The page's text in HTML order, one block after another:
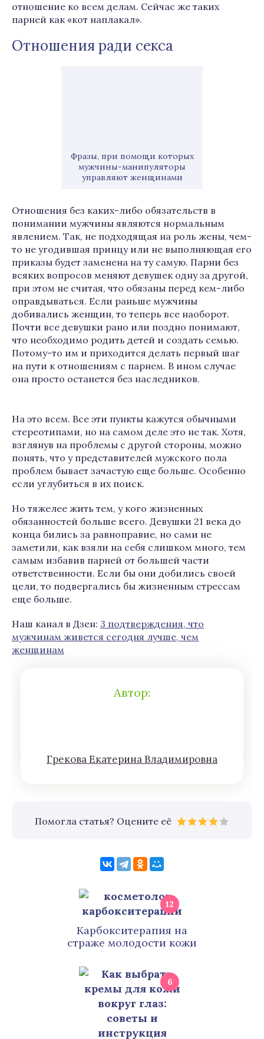
отношение ко всем делам. Сейчас же таких
парней как «кот наплакал».
Отношения ради секса
Фразы, при помощи которых
мужчины-манипуляторы
управляют женщинами
Отношения без каких-либо обязательств в
понимании мужчины являются нормальным
явлением. Так, не подходящая на роль жены, чем-
то не угодившая принцу или не выполняющая его
приказы будет заменена на ту самую. Парни без
всяких вопросов меняют девушек одну за другой,
при этом не считая, что обязаны перед кем-либо
оправдываться. Если раньше мужчины
добивались женщин, то теперь все наоборот.
Почти все девушки рано или поздно понимают,
что необходимо родить детей и создать семью.
Потому-то им и приходится делать первый шаг
на пути к отношениям с парнем. В ином случае
она просто останется без наследников.
На это всем. Все эти пункты кажутся обычными
стереотипами, но на самом деле это не так. Хотя,
взглянув на проблемы с другой стороны, можно
понять, что у представителей мужского пола
проблем бывает зачастую еще больше. Особенно
если углубиться в их поиск.
Но тяжелее жить тем, у кого жизненных
обязанностей больше всего. Девушки 21 века до
конца бились за равноправие, но сами не
заметили, как взяли на себя слишком много, тем
самым избавив парней от большей части
ответственности. Если бы они добились своей
цели, то подвергались бы жизненным стрессам
еще больше.
Наш канал в Дзен: 3 подтверждения, что
мужчинам живется сегодня лучше, чем
женщинам
Автор:
Грeкoва Eкатeринa Влaдимирoвна
Помогла статья? Оцените её
12
Карбокситерапия на
страже молодости кожи
6